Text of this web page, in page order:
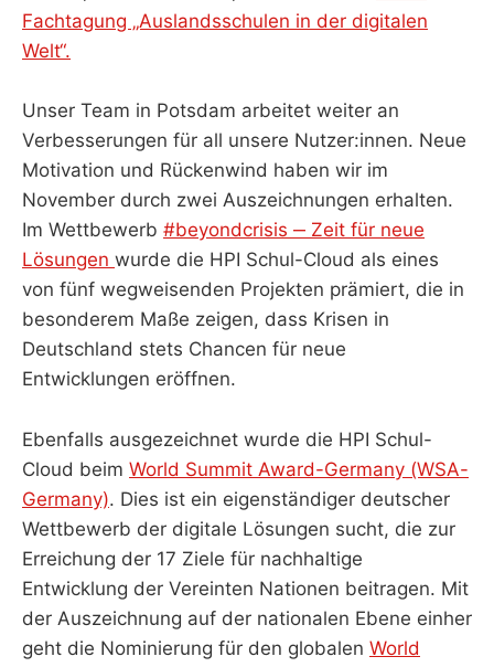
Fachtagung „Auslandsschulen in der digitalen
Welt“.
Unser Team in Potsdam arbeitet weiter an
Verbesserungen für all unsere Nutzer:innen. Neue
Motivation und Rückenwind haben wir im
November durch zwei Auszeichnungen erhalten.
Im Wettbewerb #beyondcrisis ‒ Zeit für neue
Lösungen wurde die HPI Schul-Cloud als eines
von fünf wegweisenden Projekten prämiert, die in
besonderem Maße zeigen, dass Krisen in
Deutschland stets Chancen für neue
Entwicklungen eröffnen.
Ebenfalls ausgezeichnet wurde die HPI Schul-
Cloud beim World Summit Award-Germany (WSA-
Germany). Dies ist ein eigenständiger deutscher
Wettbewerb der digitale Lösungen sucht, die zur
Erreichung der 17 Ziele für nachhaltige
Entwicklung der Vereinten Nationen beitragen. Mit
der Auszeichnung auf der nationalen Ebene einher
geht die Nominierung für den globalen World